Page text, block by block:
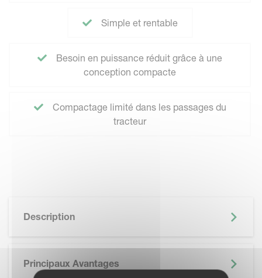
Simple et rentable
Besoin en puissance réduit grâce à une
conception compacte
Compactage limité dans les passages du
tracteur
Description
Principaux Avantages